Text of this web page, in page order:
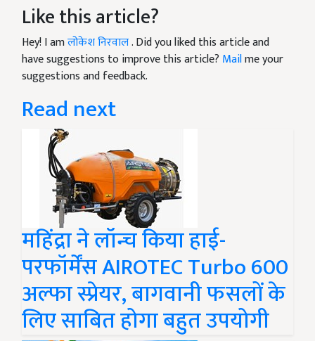
Like this article?
Hey! I amलोकेश निरवाल. Did you liked this article and
have suggestions to improve this article? Mailme your
suggestions and feedback.
Read next
महिंद्रा ने लॉन्च किया हाई-
परफॉर्मेंस AIROTEC Turbo 600
अल्फा स्प्रेयर, बागवानी फसलों के
लिए साबित होगा बहुत उपयोगी